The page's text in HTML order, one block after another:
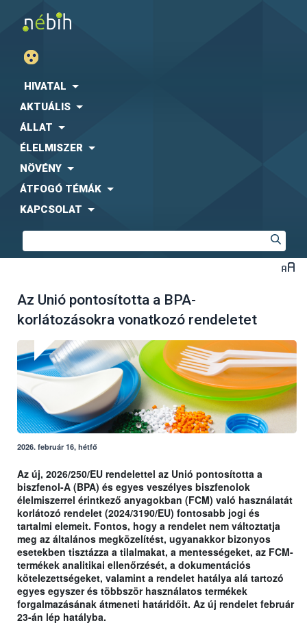
HIVATAL
AKTUÁLIS
ÁLLAT
ÉLELMISZER
NÖVÉNY
ÁTFOGÓ TÉMÁK
KAPCSOLAT
Az Unió pontosította a BPA-
korlátozásokra vonatkozó rendeletet
2026. február 16, hétfő
Az új, 2026/250/EU rendelettel az Unió pontosította a
biszfenol-A (BPA) és egyes veszélyes biszfenolok
élelmiszerrel érintkező anyagokban (FCM) való használatát
korlátozó rendelet (2024/3190/EU) fontosabb jogi és
tartalmi elemeit. Fontos, hogy a rendelet nem változtatja
meg az általános megközelítést, ugyanakkor bizonyos
esetekben tisztázza a tilalmakat, a mentességeket, az FCM-
termékek analitikai ellenőrzését, a dokumentációs
kötelezettségeket, valamint a rendelet hatálya alá tartozó
egyes egyszer és többször használatos termékek
forgalmazásának átmeneti határidőit. Az új rendelet február
23-án lép hatályba.